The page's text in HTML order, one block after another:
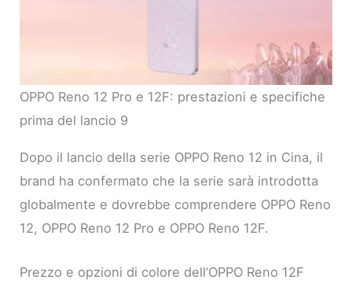
OPPO Reno 12 Pro e 12F: prestazioni e specifiche
prima del lancio 9
Dopo il lancio della serie OPPO Reno 12 in Cina, il
brand ha confermato che la serie sarà introdotta
globalmente e dovrebbe comprendere OPPO Reno
12, OPPO Reno 12 Pro e OPPO Reno 12F.
Prezzo e opzioni di colore dell’OPPO Reno 12F